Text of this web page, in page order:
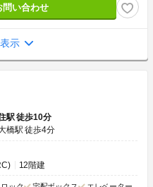
問い合わせ
示
駅 徒歩10分
橋駅 徒歩4分
12階建